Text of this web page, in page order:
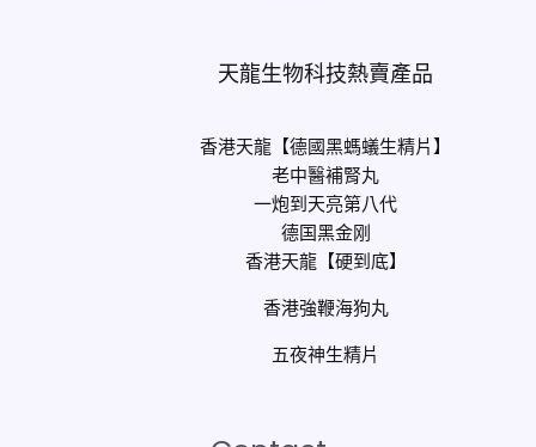
天龍生物科技熱賣產品
香港天龍【德國黑螞蟻生精片】
老中醫補腎丸
一炮到天亮第八代
德国黑金刚
香港天龍【硬到底】
香港強鞭海狗丸
五夜神生精片